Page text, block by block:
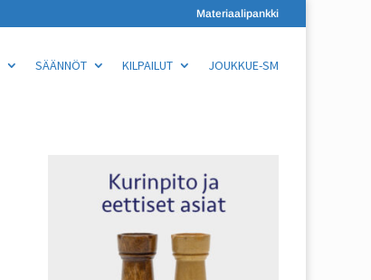
Materiaalipankki
SÄÄNNÖT KILPAILUT JOUKKUE-SM